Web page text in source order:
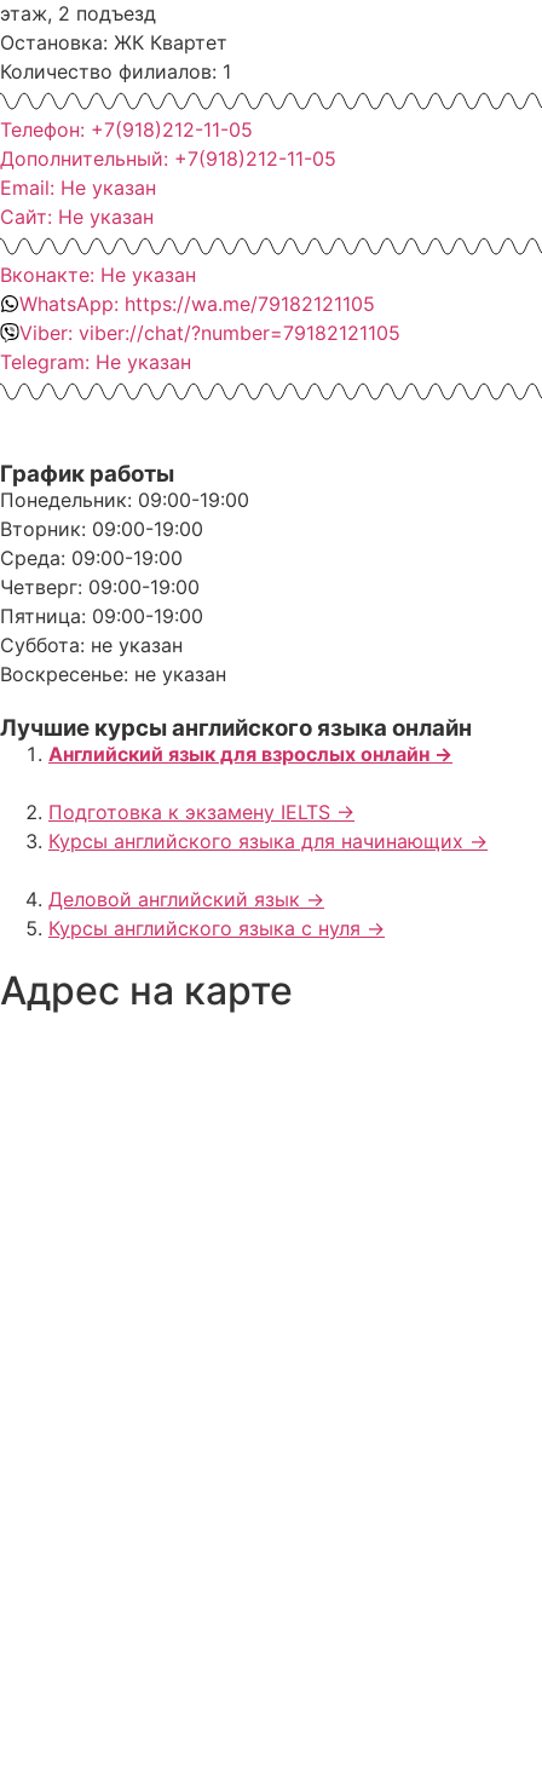
этаж, 2 подъезд
Остановка: ЖК Квартет
Количество филиалов: 1
Телефон: +7(918)212-11-05
Дополнительный: +7(918)212-11-05
Email: Не указан
Сайт: Не указан
Вконакте: Не указан
WhatsApp: https://wa.me/79182121105
Viber: viber://chat/?number=79182121105
Telegram: Не указан
График работы
Понедельник: 09:00-19:00
Вторник: 09:00-19:00
Среда: 09:00-19:00
Четверг: 09:00-19:00
Пятница: 09:00-19:00
Суббота: не указан
Воскресенье: не указан
Лучшие курсы английского языка онлайн
Английский язык для взрослых онлайн ->
Подготовка к экзамену IELTS ->
Курсы английского языка для начинающих ->
Деловой английский язык ->
Курсы английского языка с нуля ->
Адрес на карте